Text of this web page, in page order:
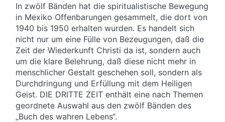
In zwölf Bänden hat die spiritualistische Bewegung
in Mexiko Offenbarungen gesammelt, die dort von
1940 bis 1950 erhalten wurden. Es handelt sich
nicht nur um eine Fülle von Bezeugungen, daß die
Zeit der Wiederkunft Christi da ist, sondern auch
um die klare Belehrung, daß diese nicht mehr in
menschlicher Gestalt geschehen soll, sondern als
Durchdringung und Erfüllung mit dem Heiligen
Geist. DIE DRITTE ZEIT enthält eine nach Themen
geordnete Auswahl aus den zwölf Bänden des
„Buch des wahren Lebens“.